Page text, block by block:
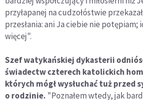
przyłapanej na cudzołóstwie
przesłania: ani Ja ciebie nie potępiam;
więcej".
Szef watykańskiej dykasterii
świadectw czterech katolickich
których mógł wysłuchać tuż przed
o rodzinie. "Poznałem wtedy, jak